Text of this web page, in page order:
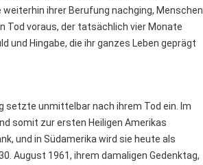
ihrer Berufung nachging, Menschen
Tod voraus, der tatsächlich vier Monate
und Hingabe, die ihr ganzes Leben geprägt
setzte unmittelbar nach ihrem Tod ein. Im
somit zur ersten Heiligen Amerikas
und in Südamerika wird sie heute als
August 1961, ihrem damaligen Gedenktag,